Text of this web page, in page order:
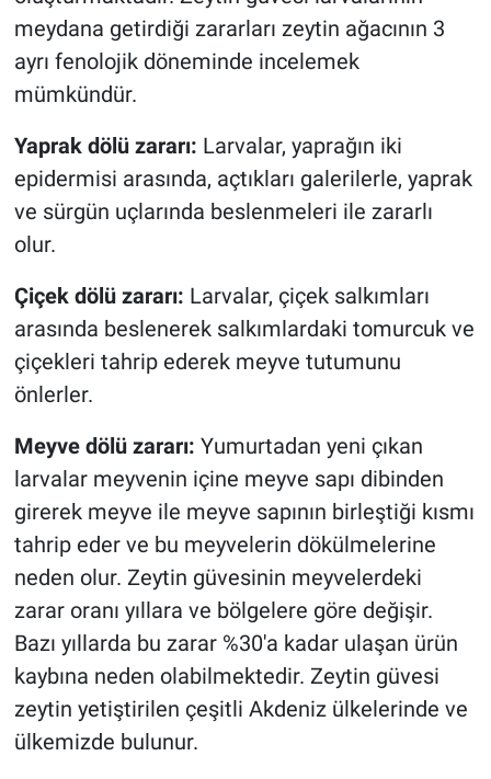
meydana getirdiği zararları zeytin ağacının 3
ayrı fenolojik döneminde incelemek
mümkündür.
Yaprak dölü zararı: Larvalar, yaprağın iki
epidermisi arasında, açtıkları galerilerle, yaprak
ve sürgün uçlarında beslenmeleri ile zararlı
olur.
Çiçek dölü zararı: Larvalar, çiçek salkımları
arasında beslenerek salkımlardaki tomurcuk ve
çiçekleri tahrip ederek meyve tutumunu
önlerler.
Meyve dölü zararı: Yumurtadan yeni çıkan
larvalar meyvenin içine meyve sapı dibinden
girerek meyve ile meyve sapının birleştiği kısmı
tahrip eder ve bu meyvelerin dökülmelerine
neden olur. Zeytin güvesinin meyvelerdeki
zarar oranı yıllara ve bölgelere göre değişir.
Bazı yıllarda bu zarar %30'a kadar ulaşan ürün
kaybına neden olabilmektedir. Zeytin güvesi
zeytin yetiştirilen çeşitli Akdeniz ülkelerinde ve
ülkemizde bulunur.